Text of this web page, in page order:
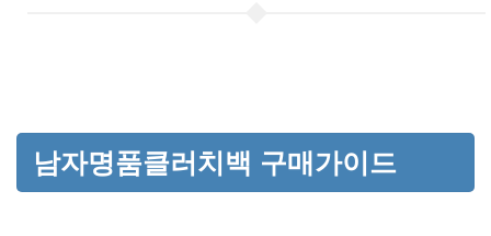
남자명품클러치백 구매가이드